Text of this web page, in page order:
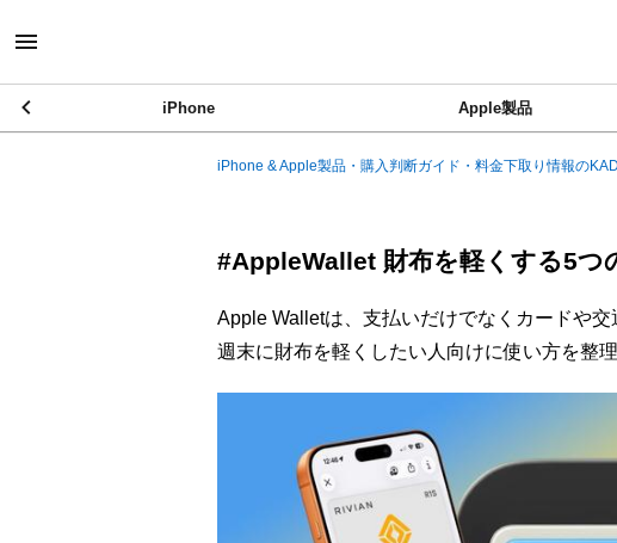
iPhone Apple製品
iPhone & Apple製品・購入判断ガイド・料金下取り情報の
#AppleWallet 財布を軽くする5つ
Apple Walletは、支払いだけでなくカードや交
週末に財布を軽くしたい人向けに使い方を整理